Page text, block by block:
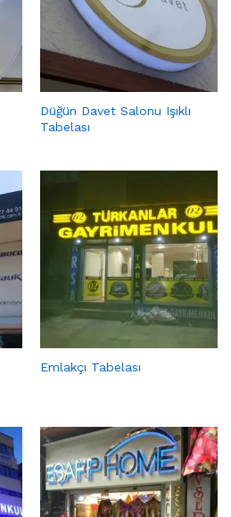
Düğün Davet Salonu Işıklı
Tabelası
Emlakçı Tabelası